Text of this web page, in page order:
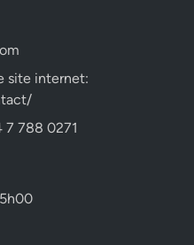
site internet:
7 788 0271